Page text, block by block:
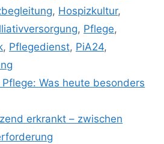
, Hospizkultur,
, Pflege,
, Pflegedienst, PiA24,
Was heute besonders
erkrankt – zwischen